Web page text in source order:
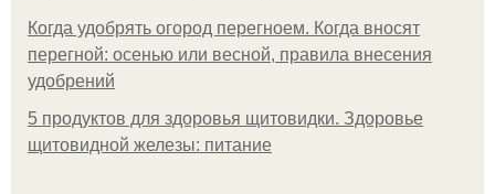
Когда удобрять огород перегноем. Когда вносят
перегной: осенью или весной, правила внесения
удобрений
5 продуктов для здоровья щитовидки. Здоровье
щитовидной железы: питание